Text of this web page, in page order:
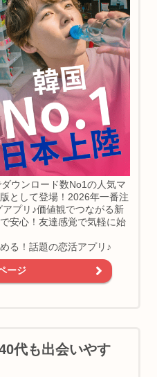
ウンロード数No1の人気マ
として登場！2026年一番注
プリ♪価値観でつながる新
安心！友達感覚で気軽に始
る！話題の恋活アプリ♪
ージ
代も出会いやす